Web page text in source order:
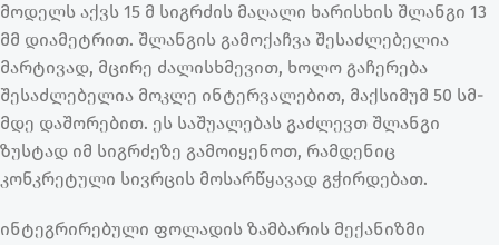
მოდელს აქვს 15 მ სიგრძის მაღალი ხარისხის შლანგი 13
მმ დიამეტრით. შლანგის გამოქაჩვა შესაძლებელია
მარტივად, მცირე ძალისხმევით, ხოლო გაჩერება
შესაძლებელია მოკლე ინტერვალებით, მაქსიმუმ 50 სმ-
მდე დაშორებით. ეს საშუალებას გაძლევთ შლანგი
ზუსტად იმ სიგრძეზე გამოიყენოთ, რამდენიც
კონკრეტული სივრცის მოსარწყავად გჭირდებათ.
ინტეგრირებული ფოლადის ზამბარის მექანიზმი